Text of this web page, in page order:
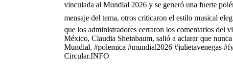
vinculada al Mundial 2026 y se generó una fuerte
mensaje del tema, otros criticaron el estilo musical
que los administradores cerraron los comentarios del
México, Claudia Sheinbaum, salió a aclarar que
Mundial.#polemica #mundial2026 #julietavenegas
Circular.INFO